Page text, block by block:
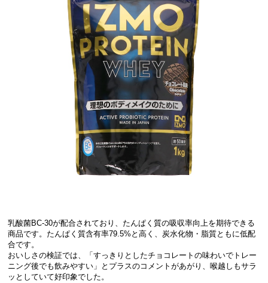
乳酸菌BC-30が配合されており、たんぱく質の吸収率向上を期待できる
商品です。たんぱく質含有率79.5%と高く、炭水化物・脂質ともに低配
合です。
おいしさの検証では、「すっきりとしたチョコレートの味わいでトレー
ニング後でも飲みやすい」とプラスのコメントがあがり、喉越しもサラ
ッとしていて好印象でした。